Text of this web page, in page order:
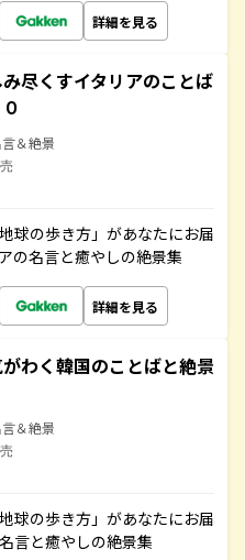
詳細を見る
尽くすイタリアのことば
＆絶景
球の歩き方」があなたにお届
の名言と癒やしの絶景集
詳細を見る
わく韓国のことばと絶景
＆絶景
球の歩き方」があなたにお届
言と癒やしの絶景集